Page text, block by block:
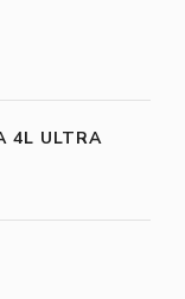
4L ULTRA